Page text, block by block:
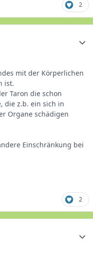
2
mit der Körperlichen
ist.
Taron die schon
die z.b. ein sich in
Organe schädigen
Einschränkung bei
2